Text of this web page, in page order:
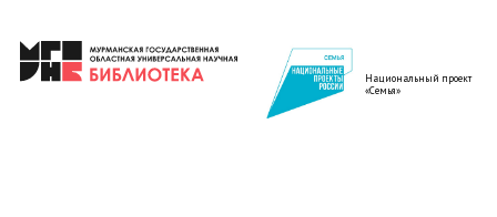
Национальный проект
«Семья»